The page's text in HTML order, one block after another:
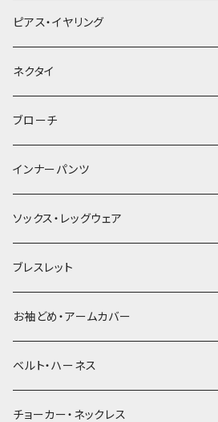
ヘアクリップ
ヘッドドレス・カチューシャ
ヘアゴム
簪
ピアス・イヤリング
ネクタイ
ブローチ
インナーパンツ
ソックス・レッグウェア
ブレスレット
お袖どめ・アームカバー
ベルト・ハーネス
チョーカー・ネックレス